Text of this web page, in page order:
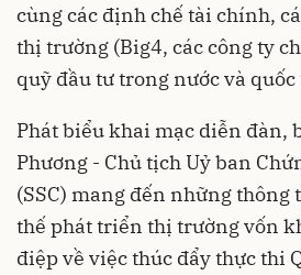
cùng các định chế tài chính,
thị trường (Big4, các công ty
quỹ đầu tư trong nước và quốc
Phát biểu khai mạc diễn đàn,
Phương - Chủ tịch Uỷ ban
(SSC) mang đến những thông
thế phát triển thị trường vốn
điệp về việc thúc đẩy thực thi